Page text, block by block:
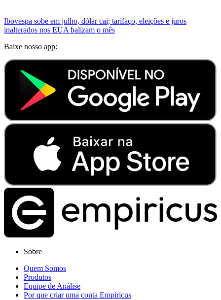
Ibovespa sobe em julho, dólar cai; tarifaço, eleições e juros
inalterados nos EUA balizam o mês
Baixe nosso app:
Sobre
Quem Somos
Produtos
Equipe de Análise
Por que criar uma conta Empiricus